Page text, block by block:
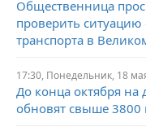
Общественница
проверить
транспорта в
17:30, Понедельник, 18
До конца октября на
обновят свыше 3800